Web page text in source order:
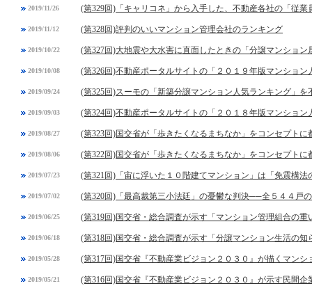
2019/11/26 (第329回)「キャリコネ」から入手した、不動産各社の「従業
2019/11/12 (第328回)評判のいいマンション管理会社のランキング
2019/10/22 (第327回)大地震や大水害に直面したときの「分譲マンション
2019/10/08 (第326回)不動産ポータルサイトの「２０１９年版マンショ
2019/09/24 (第325回)スーモの「新築分譲マンション人気ランキング」
2019/09/03 (第324回)不動産ポータルサイトの「２０１８年版マンショ
2019/08/27 (第323回)国交省が「歩きたくなるまちなか」をコンセプトに
2019/08/06 (第322回)国交省が「歩きたくなるまちなか」をコンセプトに
2019/07/23 (第321回)「宙に浮いた１０階建てマンション」は「免震構法
2019/07/02 (第320回)「最高裁第三小法廷」の憂鬱な判決──全５４４戸
2019/06/25 (第319回)国交省・総合調査が示す「マンション管理組合の重
2019/06/18 (第318回)国交省・総合調査が示す「分譲マンション生活の知
2019/05/28 (第317回)国交省『不動産業ビジョン２０３０』が描くマン
2019/05/21 (第316回)国交省『不動産業ビジョン２０３０』が示す民間企